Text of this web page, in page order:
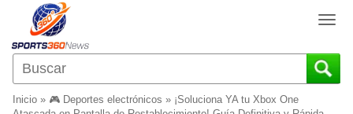
T
g
g
Inicio » 🎮 Deportes electrónicos » ¡Soluciona YA tu Xbox One